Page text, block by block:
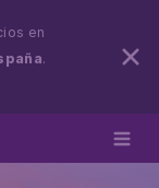
en
.